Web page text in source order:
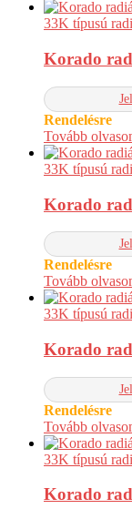
33K típusú
Korado
Rendelésre
Tovább
33K típusú
Korado
Rendelésre
Tovább
33K típusú
Korado
Rendelésre
Tovább
33K típusú
Korado